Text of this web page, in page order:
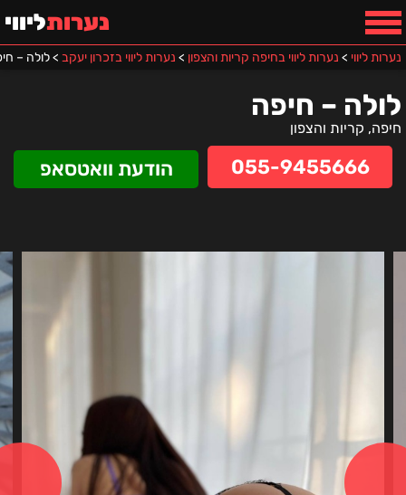
לולה – חיפה
חיפה, קריות והצפון
055-9455666 הודעת וואטסאפ
נערותליווי
נערות ליווי > נערות ליווי בחיפה קריות והצפון > נערות ליווי בזכרון יעקב >לולה –